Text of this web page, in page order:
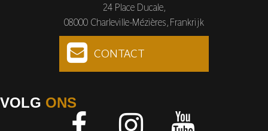
24 Place Ducale,
08000 Charleville-Mézières, Frankrijk
CONTACT
VOLG ONS